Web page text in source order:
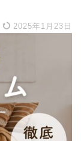
2025年1月23日